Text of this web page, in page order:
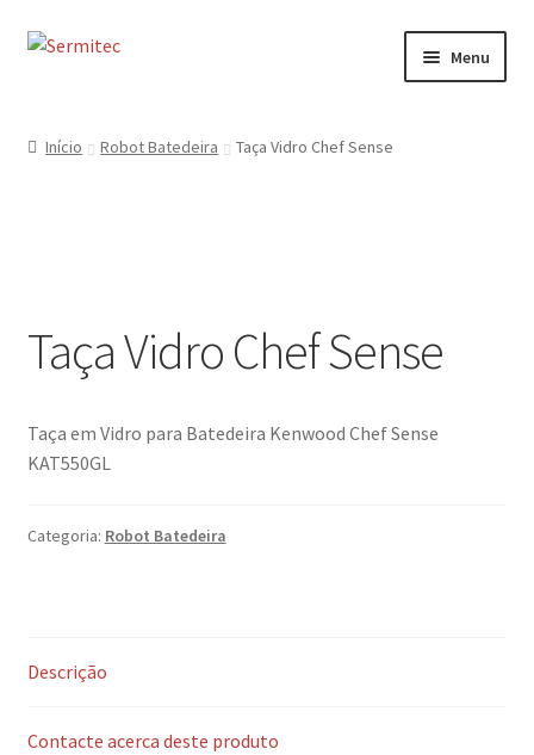
Ir
Saltar
Menu
Contactos
Formulário de Contacto
Início Robot Batedeira Taça Vidro Chef Sense
Taça Vidro Chef Sense
Taça em Vidro para Batedeira Kenwood Chef Sense
KAT550GL
Categoria: Robot Batedeira
Descrição
Contacte acerca deste produto